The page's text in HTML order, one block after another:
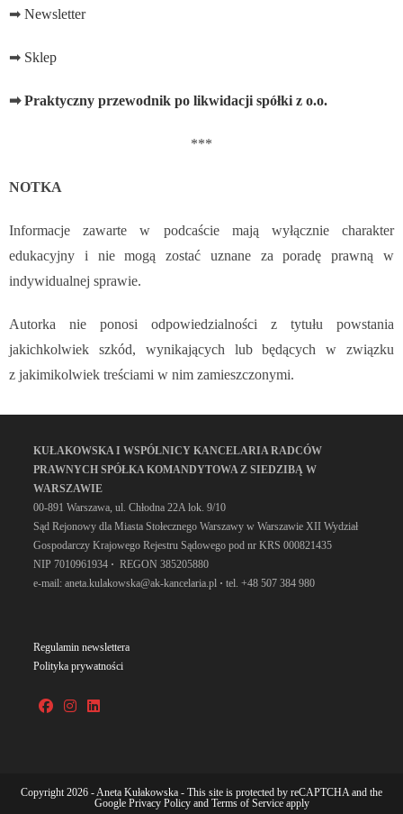
➡ Newsletter
➡ Sklep
➡Praktyczny przewodnik po likwidacji spółki z o.o.
***
NOTKA
Informacje zawarte w podcaście mają wyłącznie charakter
edukacyjny i nie mogą zostać uznane za poradę prawną w
indywidualnej sprawie.
Autorka nie ponosi odpowiedzialności z tytułu powstania
jakichkolwiek szkód, wynikających lub będących w związku
z jakimikolwiek treściami w nim zamieszczonymi.
KUŁAKOWSKA I WSPÓLNICY KANCELARIA RADCÓW
PRAWNYCH SPÓŁKA KOMANDYTOWA Z SIEDZIBĄ W
WARSZAWIE
00-891 Warszawa, ul. Chłodna 22A lok. 9/10
Sąd Rejonowy dla Miasta Stołecznego Warszawy w Warszawie XII Wydział
Gospodarczy Krajowego Rejestru Sądowego pod nr KRS 000821435
NIP 7010961934 · REGON 385205880
e-mail: aneta.kulakowska@ak-kancelaria.pl · tel. +48 507 384 980
Regulamin newslettera
Polityka prywatności
Copyright 2026 - Aneta Kułakowska - This site is protected by reCAPTCHA and the
Google Privacy Policyand Terms of Serviceapply